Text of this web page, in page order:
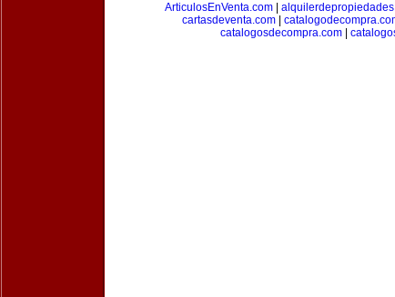
ArticulosEnVenta.com
cartasdeventa.com
catalogosdecompra.com